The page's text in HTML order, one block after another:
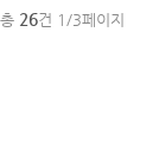
총 26건 1/3페이지